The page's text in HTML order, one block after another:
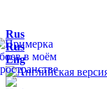
Rus
Rus
Eng